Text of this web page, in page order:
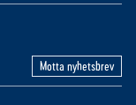
Motta nyhetsbrev